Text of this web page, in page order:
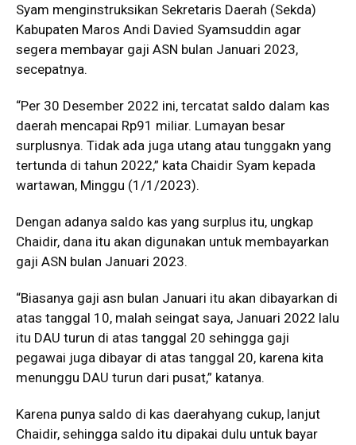
Syam menginstruksikan Sekretaris Daerah (Sekda)
Kabupaten Maros Andi Davied Syamsuddin agar
segera membayar gaji ASN bulan Januari 2023,
secepatnya.
“Per 30 Desember 2022 ini, tercatat saldo dalam kas
daerah mencapai Rp91 miliar. Lumayan besar
surplusnya. Tidak ada juga utang atau tunggakn yang
tertunda di tahun 2022,” kata Chaidir Syam kepada
wartawan, Minggu (1/1/2023).
Dengan adanya saldo kas yang surplus itu, ungkap
Chaidir, dana itu akan digunakan untuk membayarkan
gaji ASN bulan Januari 2023.
“Biasanya gaji asn bulan Januari itu akan dibayarkan di
atas tanggal 10, malah seingat saya, Januari 2022 lalu
itu DAU turun di atas tanggal 20 sehingga gaji
pegawai juga dibayar di atas tanggal 20, karena kita
menunggu DAU turun dari pusat,” katanya.
Karena punya saldo di kas daerahyang cukup, lanjut
Chaidir, sehingga saldo itu dipakai dulu untuk bayar